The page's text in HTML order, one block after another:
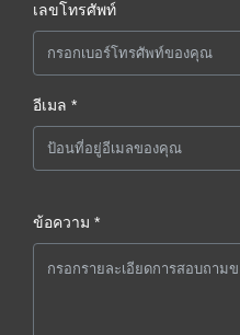
เลขโทรศัพท์
อีเมล *
ข้อความ *